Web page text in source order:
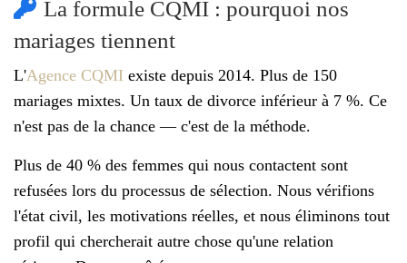
La formule CQMI : pourquoi nos
mariages tiennent
L'Agence CQMI existe depuis 2014. Plus de 150
mariages mixtes. Un taux de divorce inférieur à 7 %. Ce
n'est pas de la chance — c'est de la méthode.
Plus de 40 % des femmes qui nous contactent sont
refusées lors du processus de sélection. Nous vérifions
l'état civil, les motivations réelles, et nous éliminons tout
profil qui chercherait autre chose qu'une relation